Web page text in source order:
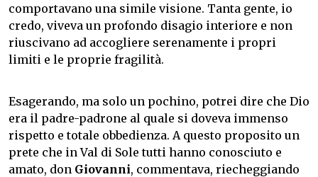
comportavano una simile visione. Tanta gente, io
credo, viveva un profondo disagio interiore e non
riuscivano ad accogliere serenamente i propri
limiti e le proprie fragilità.
Esagerando, ma solo un pochino, potrei dire che Dio
era il padre-padrone al quale si doveva immenso
rispetto e totale obbedienza. A questo proposito un
prete che in Val di Sole tutti hanno conosciuto e
amato, don Giovanni, commentava, riecheggiando